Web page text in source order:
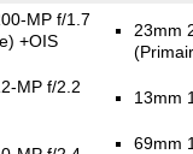
MP f/1.7
+OIS
MP f/2.2
23mm
13mm
69mm